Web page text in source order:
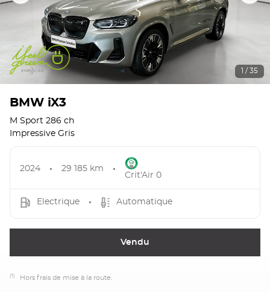
1 / 35
BMW iX3
M Sport 286 ch
Impressive Gris
2024 29 185 km
Crit'Air 0
Electrique Automatique
Vendu
(1) Hors frais de mise à la route.